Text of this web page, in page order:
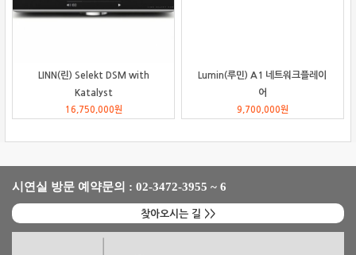
LINN(린) Selekt DSM with
Katalyst
16,750,000원
Lumin(루민) A1 네트워크플레이
어
9,700,000원
시연실 방문 예약문의 : 02-3472-3955 ~ 6
찾아오시는 길 >>